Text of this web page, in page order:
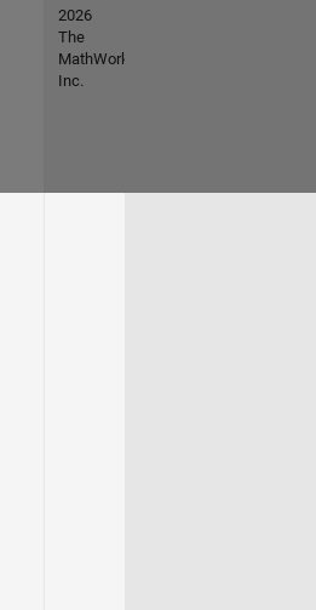
2026
The
MathWorks,
Inc.